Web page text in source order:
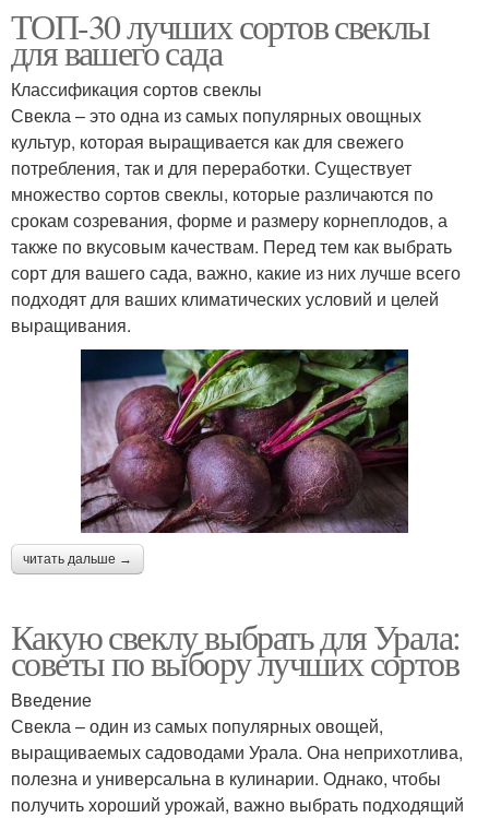
ТОП-30 лучших сортов свеклы
для вашего сада
Классификация сортов свеклы
Свекла – это одна из самых популярных овощных
культур, которая выращивается как для свежего
потребления, так и для переработки. Существует
множество сортов свеклы, которые различаются по
срокам созревания, форме и размеру корнеплодов, а
также по вкусовым качествам. Перед тем как выбрать
сорт для вашего сада, важно, какие из них лучше всего
подходят для ваших климатических условий и целей
выращивания.
читать дальше →
Какую свеклу выбрать для Урала:
советы по выбору лучших сортов
Введение
Свекла – один из самых популярных овощей,
выращиваемых садоводами Урала. Она неприхотлива,
полезна и универсальна в кулинарии. Однако, чтобы
получить хороший урожай, важно выбрать подходящий